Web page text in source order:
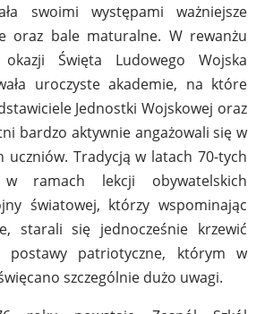
swoimi występami ważniejsze
oraz bale maturalne. W rewanżu
Święta Ludowego Wojska
uroczyste akademie, na które
Jednostki Wojskowej oraz
bardzo aktywnie angażowali się w
uczniów. Tradycją w latach 70-tych
w ramach lekcji obywatelskich
światowej, którzy wspominając
starali się jednocześnie krzewić
postawy patriotyczne, którym w
szczególnie dużo uwagi.